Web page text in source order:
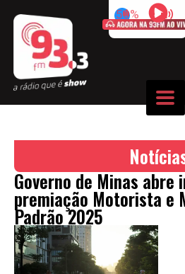
50%
Governo de Minas
premiação Motorista e
Padrão 2025